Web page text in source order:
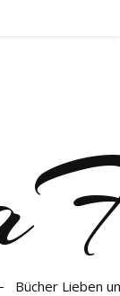
Bücher Lieben